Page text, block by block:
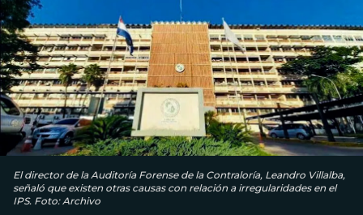
El director de la Auditoría Forense de la Contraloría, Leandro Villalba,
señaló que existen otras causas con relación a irregularidades en el
IPS. Foto: Archivo